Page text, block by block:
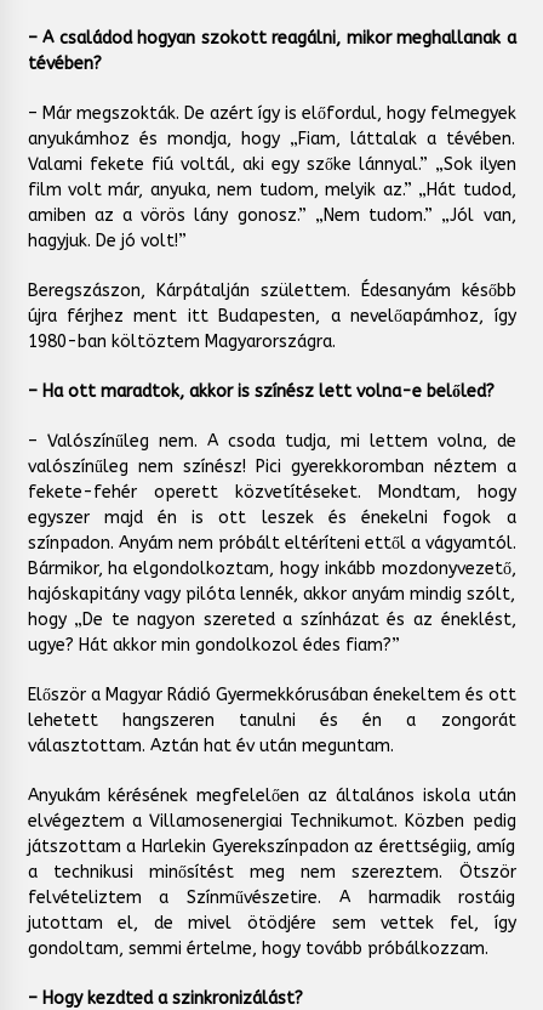
– A családod hogyan szokott reagálni, mikor meghallanak a
tévében?
– Már megszokták. De azért így is előfordul, hogy felmegyek
anyukámhoz és mondja, hogy „Fiam, láttalak a tévében.
Valami fekete fiú voltál, aki egy szőke lánnyal.” „Sok ilyen
film volt már, anyuka, nem tudom, melyik az.” „Hát tudod,
amiben az a vörös lány gonosz.” „Nem tudom.” „Jól van,
hagyjuk. De jó volt!”
Beregszászon, Kárpátalján születtem. Édesanyám később
újra férjhez ment itt Budapesten, a nevelőapámhoz, így
1980-ban költöztem Magyarországra.
– Ha ott maradtok, akkor is színész lett volna-e belőled?
– Valószínűleg nem. A csoda tudja, mi lettem volna, de
valószínűleg nem színész! Pici gyerekkoromban néztem a
fekete-fehér operett közvetítéseket. Mondtam, hogy
egyszer majd én is ott leszek és énekelni fogok a
színpadon. Anyám nem próbált eltéríteni ettől a vágyamtól.
Bármikor, ha elgondolkoztam, hogy inkább mozdonyvezető,
hajóskapitány vagy pilóta lennék, akkor anyám mindig szólt,
hogy „De te nagyon szereted a színházat és az éneklést,
ugye? Hát akkor min gondolkozol édes fiam?”
Először a Magyar Rádió Gyermekkórusában énekeltem és ott
lehetett hangszeren tanulni és én a zongorát
választottam. Aztán hat év után meguntam.
Anyukám kérésének megfelelően az általános iskola után
elvégeztem a Villamosenergiai Technikumot. Közben pedig
játszottam a Harlekin Gyerekszínpadon az érettségiig, amíg
a technikusi minősítést meg nem szereztem. Ötször
felvételiztem a Színművészetire. A harmadik rostáig
jutottam el, de mivel ötödjére sem vettek fel, így
gondoltam, semmi értelme, hogy tovább próbálkozzam.
– Hogy kezdted a szinkronizálást?